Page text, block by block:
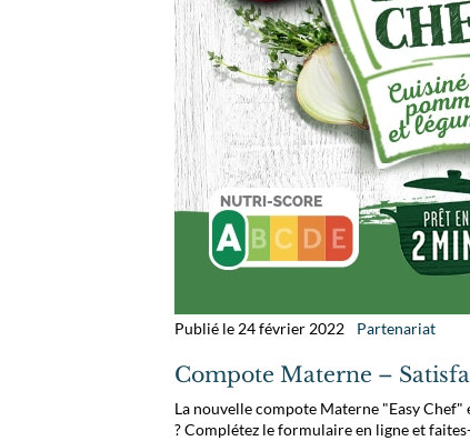
Publié le 24 février 2022 Partenariat
Compote Materne –
La nouvelle compote Materne "Easy
? Complétez le formulaire en ligne et